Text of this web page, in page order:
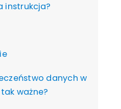
instrukcja?
danych w
ważne?